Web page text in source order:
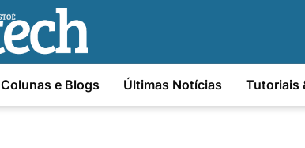
Colunas e Blogs Últimas Notícias Tutoriais